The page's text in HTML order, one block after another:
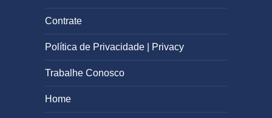
Contrate
Política de Privacidade | Privacy
Trabalhe Conosco
Home